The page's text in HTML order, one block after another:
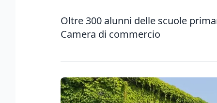
Oltre 300 alunni delle scuole
Camera di commercio